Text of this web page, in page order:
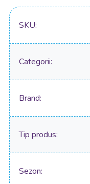
SKU
Categorii
Brand
Tip produs
Sezon